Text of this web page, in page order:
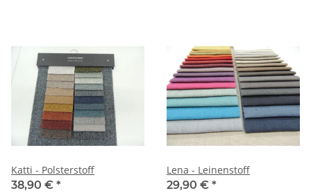
Katti - Polsterstoff
38,90 € *
Lena - Leinenstoff
29,90 € *